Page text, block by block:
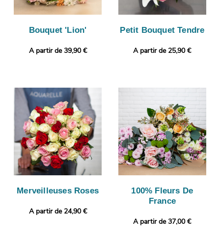
Bouquet 'Lion'
A partir de 39,90 €
Petit Bouquet Tendre
A partir de 25,90 €
Merveilleuses Roses
A partir de 24,90 €
100% Fleurs De
France
A partir de 37,00 €